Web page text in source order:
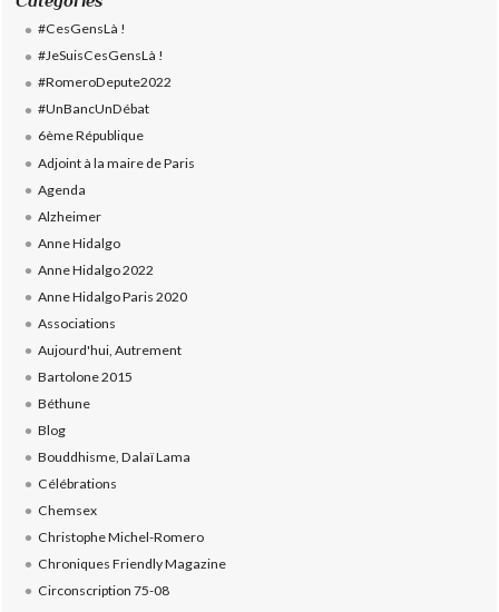
#CesGensLà !
#JeSuisCesGensLà !
#RomeroDepute2022
#UnBancUnDébat
6ème République
Adjoint à la maire de Paris
Agenda
Alzheimer
Anne Hidalgo
Anne Hidalgo 2022
Anne Hidalgo Paris 2020
Associations
Aujourd'hui, Autrement
Bartolone 2015
Béthune
Blog
Bouddhisme, Dalaï Lama
Célébrations
Chemsex
Christophe Michel-Romero
Chroniques Friendly Magazine
Circonscription 75-08